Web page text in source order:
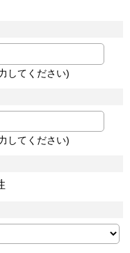
してください)
してください)